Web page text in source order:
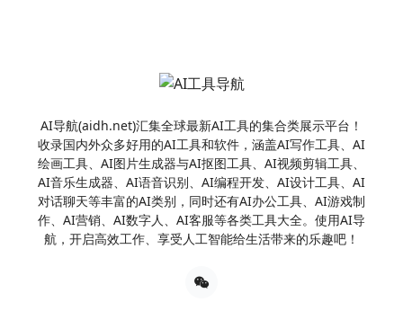
AI导航(aidh.net)汇集全球最新AI工具的集合类展示平台！
收录国内外众多好用的AI工具和软件，涵盖AI写作工具、AI
绘画工具、AI图片生成器与AI抠图工具、AI视频剪辑工具、
AI音乐生成器、AI语音识别、AI编程开发、AI设计工具、AI
对话聊天等丰富的AI类别，同时还有AI办公工具、AI游戏制
作、AI营销、AI数字人、AI客服等各类工具大全。使用AI导
航，开启高效工作、享受人工智能给生活带来的乐趣吧！